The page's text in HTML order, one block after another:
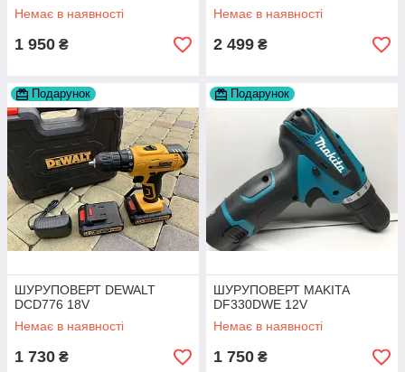
Немає в наявності
1 950 ₴
Немає в наявності
2 499 ₴
Подарунок
ШУРУПОВЕРТ DEWALT
DCD776 18V
Немає в наявності
1 730 ₴
Подарунок
ШУРУПОВЕРТ MAKITA
DF330DWE 12V
Немає в наявності
1 750 ₴